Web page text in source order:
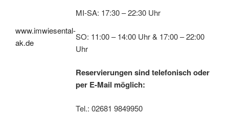
www.imwiesental-
ak.de
MI-SA: 17:30 – 22:30 Uhr
SO: 11:00 – 14:00 Uhr & 17:00 – 22:00
Uhr
Reservierungen sind telefonisch oder
per E-Mail möglich:
Tel.: 02681 9849950